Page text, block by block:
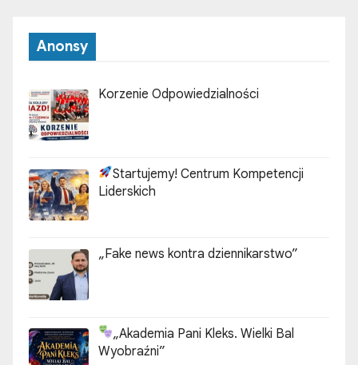
Anonsy
Korzenie Odpowiedzialności
Startujemy! Centrum Kompetencji
Liderskich
„Fake news kontra dziennikarstwo”
„Akademia Pani Kleks. Wielki Bal
Wyobraźni”